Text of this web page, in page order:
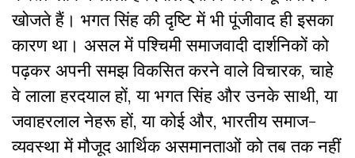
खोजते हैं। भगत सिंह की दृष्टि में भी पूंजीवाद ही इसका
कारण था। असल में पश्चिमी समाजवादी दार्शनिकों को
पढ़कर अपनी समझ विकसित करने वाले विचारक, चाहे
वे लाला हरदयाल हों, या भगत सिंह और उनके साथी, या
जवाहरलाल नेहरू हों, या कोई और, भारतीय समाज-
व्यवस्था में मौजूद आर्थिक असमानताओं को तब तक नहीं